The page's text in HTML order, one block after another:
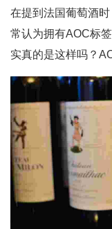
在提到法国葡萄酒
常认为拥有AOC标
实真的是这样吗？